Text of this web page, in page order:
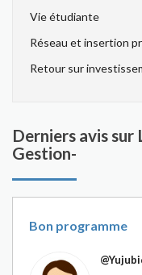
Vie étudiante
Réseau et insertion
Retour sur
Derniers avis sur
Gestion-
Bon programme